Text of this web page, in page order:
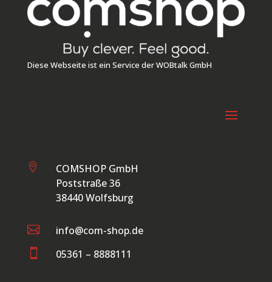
Diese Webseite ist ein Service der WOBtalk GmbH

COMSHOP GmbH
Poststraße 36
38440 Wolfsburg
 info@com-shop.de
 05361 – 8888111